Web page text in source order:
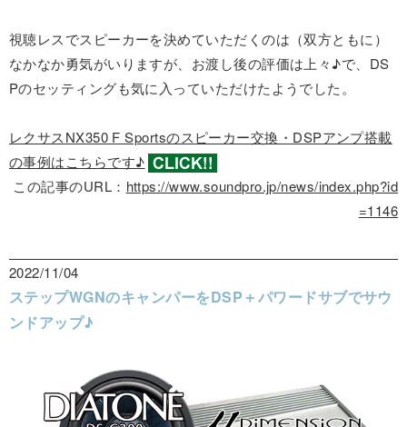
視聴レスでスピーカーを決めていただくのは（双方ともに）
なかなか勇気がいりますが、お渡し後の評価は上々♪で、DS
Pのセッティングも気に入っていただけたようでした。
レクサスNX350 F Sportsのスピーカー交換・DSPアンプ搭載
の事例はこちらです♪
この記事のURL： https://www.soundpro.jp/news/index.php?id
=1146
2022/11/04
ステップWGNのキャンパーをDSP＋パワードサブでサウ
ンドアップ♪